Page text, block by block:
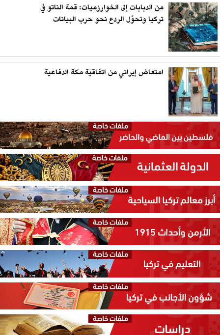
من الدبابات إلى الخوارزميات: قمة الناتو في
تركيا وتحوّل الردع نحو حرب البيانات
امتعاض إيراني من اتفاقية مكة الدفاعية